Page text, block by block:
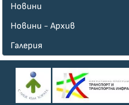
Новини
Новини - Архив
Галерия